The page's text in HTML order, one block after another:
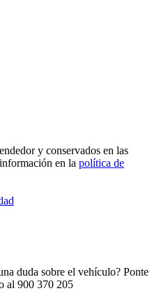
y conservados en las
en la política de
duda sobre el vehículo? Ponte
al 900 370 205